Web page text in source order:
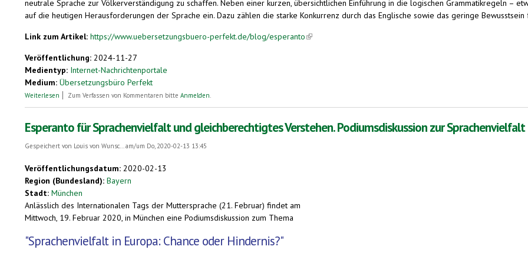
neutrale Sprache zur Völkerverständigung zu schaffen. Neben einer kurzen, übersichtlichen Einführung in die logischen Grammatikregeln –
auf die heutigen Herausforderungen der Sprache ein. Dazu zählen die starke Konkurrenz durch das Englische sowie das geringe
Link zum Artikel: https://www.uebersetzungsbuero-perfekt.de/blog/esperanto(link is external)
Veröffentlichung: 2024-11-27
Medientyp: Internet-Nachrichtenportale
Medium: Übersetzungsbüro Perfekt
Weiterlesen über Esperanto – Eine faszinierende Sprache
Zum Verfassen von Kommentaren bitte Anmelden.
Esperanto für Sprachenvielfalt und gleichberechtigtes Verstehen. Podiumsdiskussion zur Sprachenvielfalt
Gespeichert von Louis von Wunsc...am/um Do, 2020-02-13 13:45
Veröffentlichungsdatum: 2020-02-13
Region (Bundesland): Bayern
Stadt: München
Anlässlich des Internationalen Tags der Muttersprache (21. Februar) findet am
Mittwoch, 19. Februar 2020, in München eine Podiumsdiskussion zum Thema
"Sprachenvielfalt in Europa: Chance oder Hindernis?"